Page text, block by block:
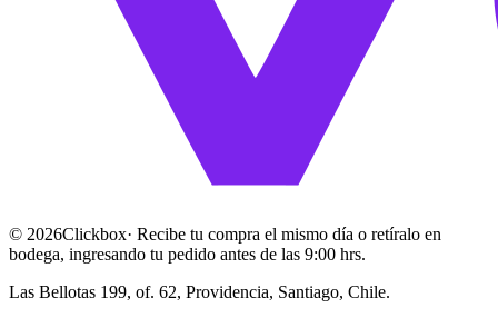
© 2026Clickbox· Recibe tu compra el mismo día o retíralo en
bodega, ingresando tu pedido antes de las 9:00 hrs.
Las Bellotas 199, of. 62, Providencia, Santiago, Chile.